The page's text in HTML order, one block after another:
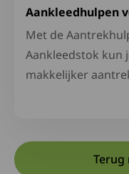
Aankleedhulpen
Met de
Aankleedstok kun
makkelijker
Terug